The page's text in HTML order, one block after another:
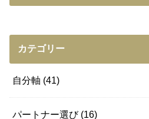
カテゴリー
自分軸 (41)
パートナー選び (16)